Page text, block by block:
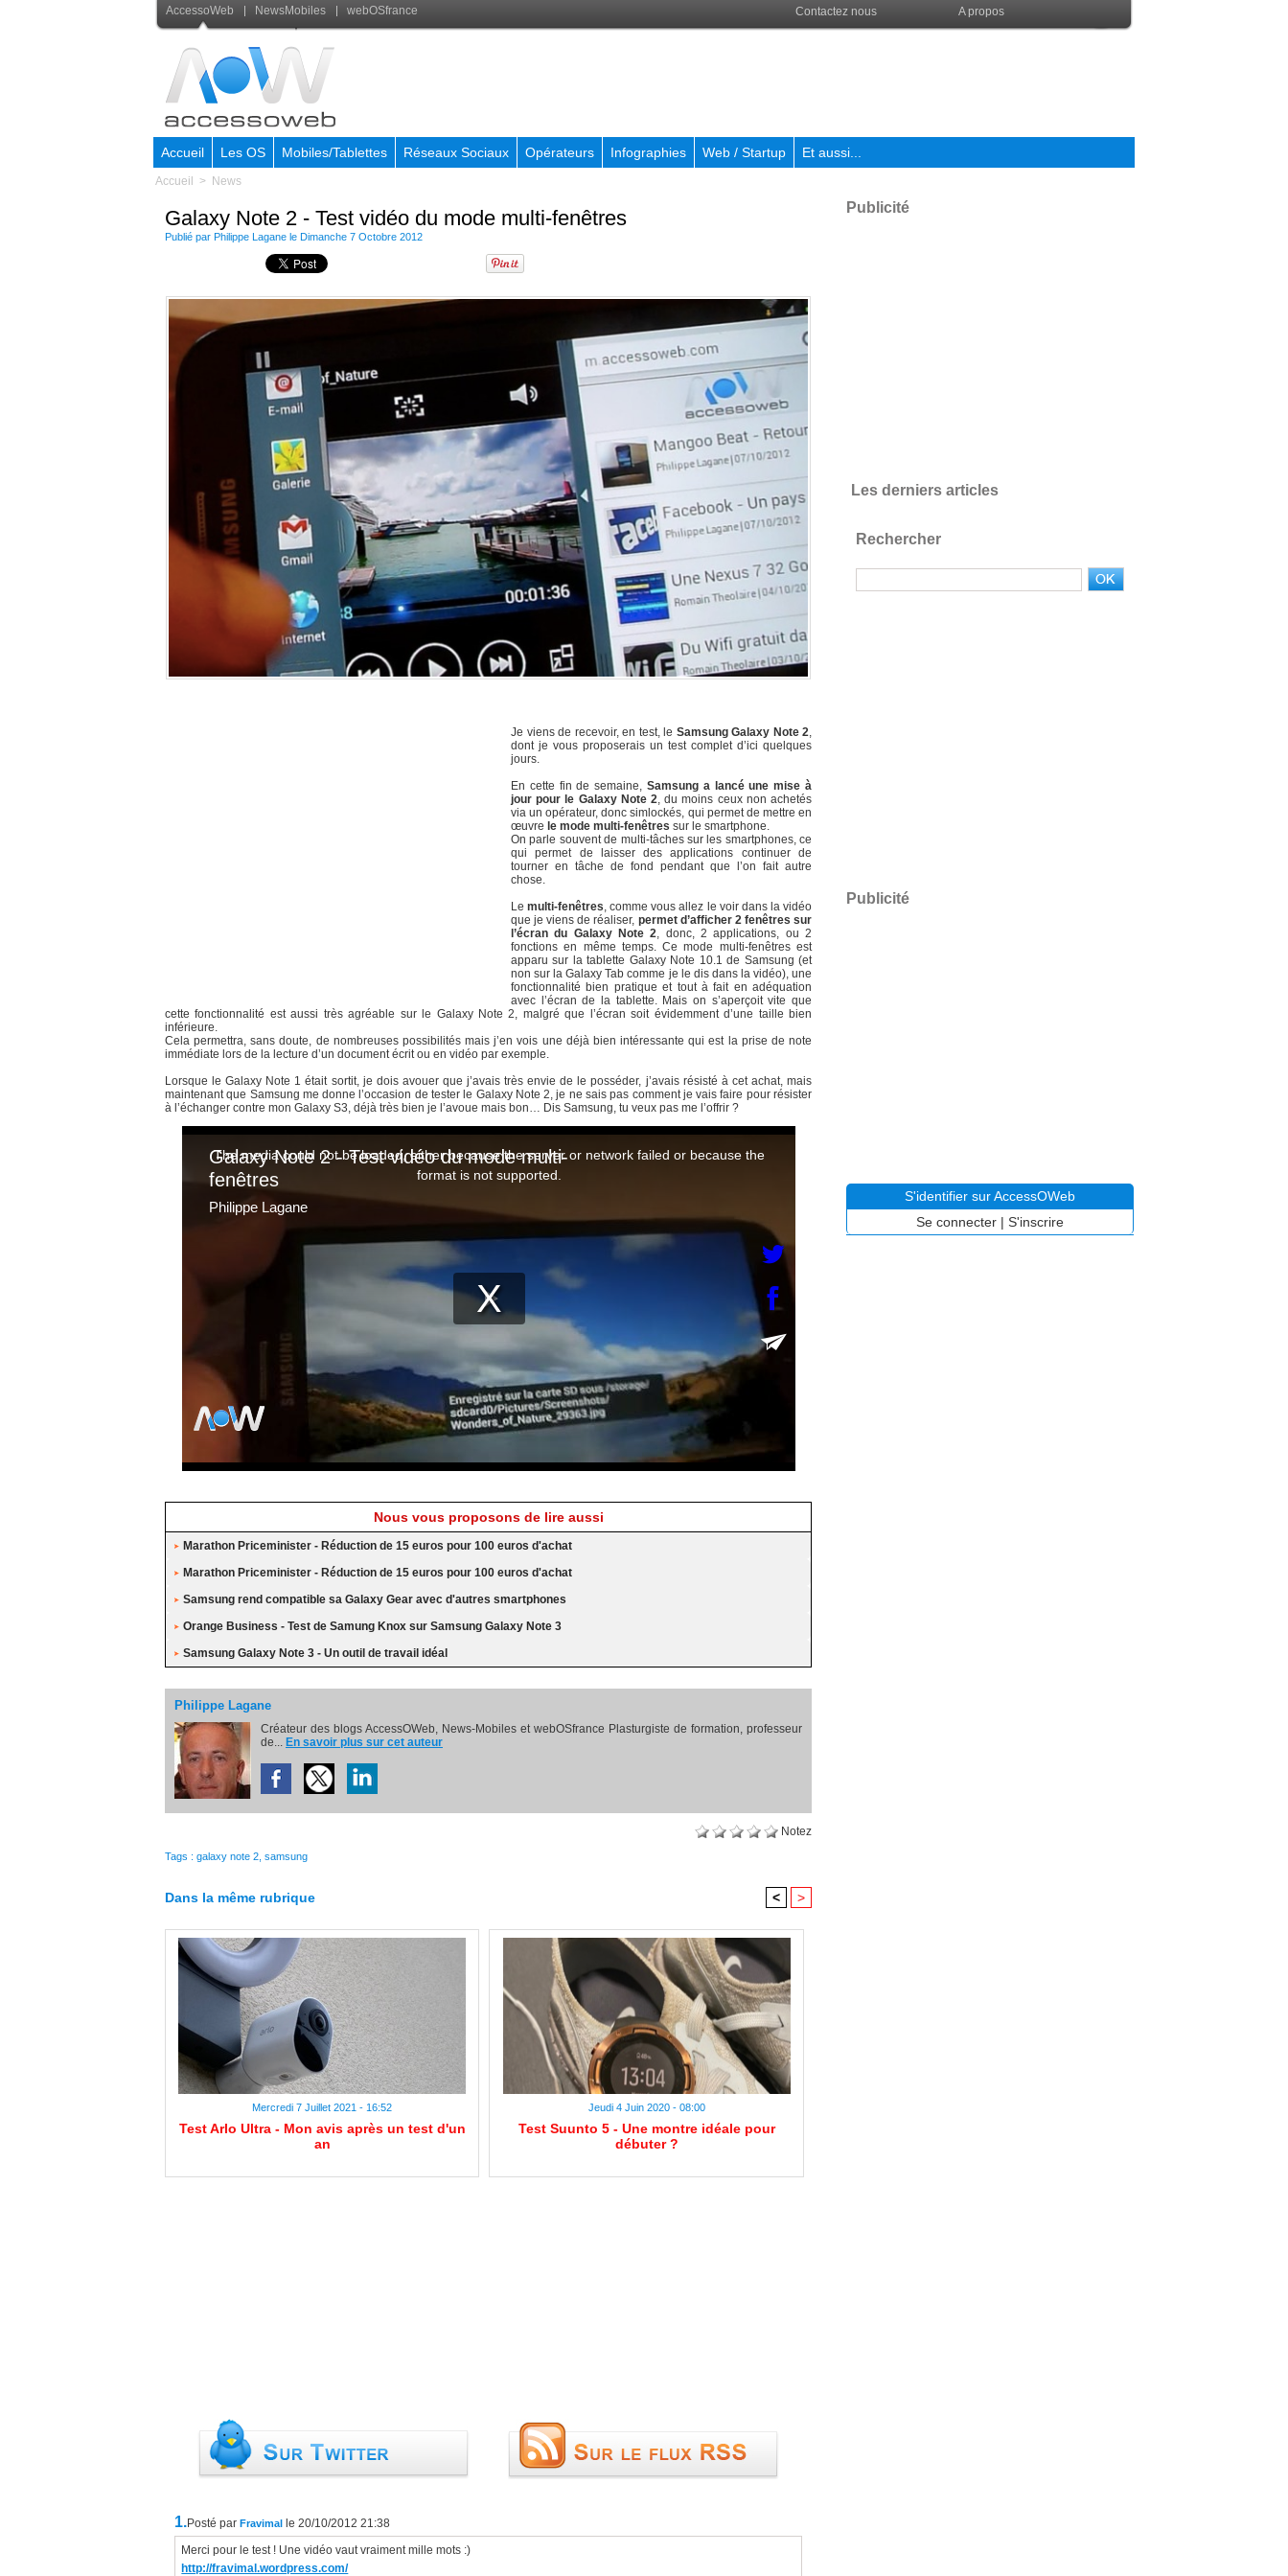
AccessoWeb NewsMobiles webOSfrance Contactez nous A propos
Accueil Les OS Mobiles/Tablettes Réseaux Sociaux Opérateurs Infographies Web / Startup Et aussi...
Accueil > News
Galaxy Note 2 - Test vidéo du mode multi-fenêtres
Publié par Philippe Lagane le Dimanche 7 Octobre 2012
Je viens de recevoir, en test, le Samsung Galaxy Note 2,
dont je vous proposerais un test complet d’ici quelques
jours.
En cette fin de semaine, Samsung a lancé une mise à
jour pour le Galaxy Note 2, du moins ceux non achetés
via un opérateur, donc simlockés, qui permet de mettre en
œuvre le mode multi-fenêtres sur le smartphone.
On parle souvent de multi-tâches sur les smartphones, ce
qui permet de laisser des applications continuer de
tourner en tâche de fond pendant que l’on fait autre
chose.
Lemulti-fenêtres, comme vous allez le voir dans la vidéo
que je viens de réaliser, permet d’afficher 2 fenêtres sur
l’écran du Galaxy Note 2, donc, 2 applications, ou 2
fonctions en même temps. Ce mode multi-fenêtres est
apparu sur la tablette Galaxy Note 10.1 de Samsung (et
non sur la Galaxy Tab comme je le dis dans la vidéo), une
fonctionnalité bien pratique et tout à fait en adéquation
avec l’écran de la tablette. Mais on s’aperçoit vite que
cette fonctionnalité est aussi très agréable sur le Galaxy Note 2, malgré que l’écran soit évidemment d’une taille bien
inférieure.
Cela permettra, sans doute, de nombreuses possibilités mais j’en vois une déjà bien intéressante qui est la prise de note
immédiate lors de la lecture d’un document écrit ou en vidéo par exemple.
Lorsque le Galaxy Note 1 était sortit, je dois avouer que j’avais très envie de le posséder, j’avais résisté à cet achat, mais
maintenant que Samsung me donne l’occasion de tester le Galaxy Note 2, je ne sais pas comment je vais faire pour résister
à l’échanger contre mon Galaxy S3, déjà très bien je l’avoue mais bon… Dis Samsung, tu veux pas me l’offrir ?
Nous vous proposons de lire aussi
Marathon Priceminister - Réduction de 15 euros pour 100 euros d'achat
Marathon Priceminister - Réduction de 15 euros pour 100 euros d'achat
Samsung rend compatible sa Galaxy Gear avec d'autres smartphones
Orange Business - Test de Samung Knox sur Samsung Galaxy Note 3
Samsung Galaxy Note 3 - Un outil de travail idéal
Philippe Lagane
Créateur des blogs AccessOWeb, News-Mobiles et webOSfrance Plasturgiste de formation, professeur
de... En savoir plus sur cet auteur
Notez
Tags : galaxy note 2 samsung
Dans la même rubrique < >
Mercredi 7 Juillet 2021 - 16:52
Test Arlo Ultra - Mon avis après un test d'un
an
Jeudi 4 Juin 2020 - 08:00
Test Suunto 5 - Une montre idéale pour
débuter ?
1.Posté par Fravimal
le 20/10/2012 21:38
Merci pour le test ! Une vidéo vaut vraiment mille mots :)
http://fravimal.wordpress.com/
Publicité
Les derniers articles
Rechercher
Publicité
S'identifier sur AccessOWeb
Se connecter | S'inscrire